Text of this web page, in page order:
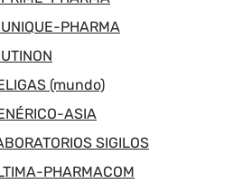
PHARMA
(mundo)
ASIA
SIGILOS
PHARMACOM